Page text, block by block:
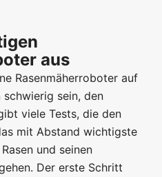
aus
Rasenmäherroboter auf
sein, den
viele Tests, die den
mit Abstand wichtigste
und seinen
Der erste Schritt